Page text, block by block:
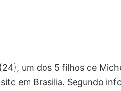
um dos 5 filhos de
em Brasilia. Segundo